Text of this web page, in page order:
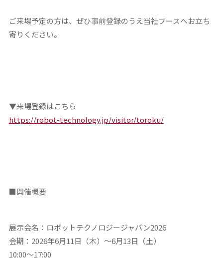
ご来場予定の方は、ぜひ事前登録のうえ当社ブースへお立ち
寄りください。
▼来場登録はこちら
https://robot-technology.jp/visitor/toroku/
■開催概要
展示会名：ロボットテクノロジージャパン2026
会期：2026年6月11日（木）～6月13日（土）
10:00～17:00